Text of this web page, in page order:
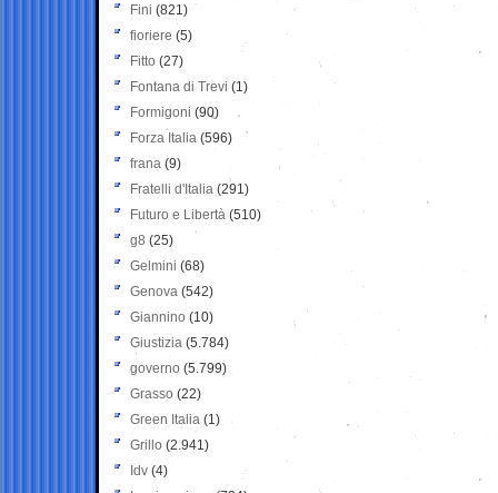
Fini (821)
fioriere (5)
Fitto (27)
Fontana di Trevi (1)
Formigoni (90)
Forza Italia (596)
frana (9)
Fratelli d'Italia (291)
Futuro e Libertà (510)
g8 (25)
Gelmini (68)
Genova (542)
Giannino (10)
Giustizia (5.784)
governo (5.799)
Grasso (22)
Green Italia (1)
Grillo (2.941)
Idv (4)